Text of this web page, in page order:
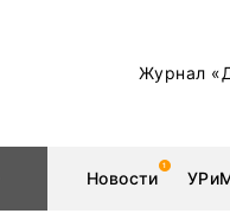
Журнал
Новости